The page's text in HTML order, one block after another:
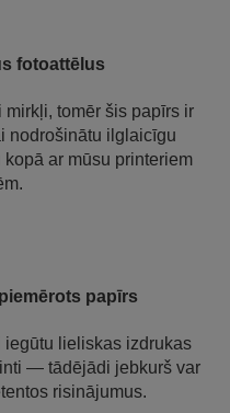
fotoattēlus
mirkļi, tomēr šis papīrs ir
nodrošinātu ilglaicīgu
ar mūsu printeriem
papīrs
iegūtu lieliskas izdrukas
— tādējādi jebkurš var
risinājumus.